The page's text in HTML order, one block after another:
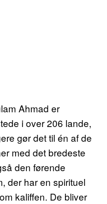
Ahmad er
i over 206 lande,
gør det til én af de
med det bredeste
den førende
der har en spirituel
kaliffen. De bliver